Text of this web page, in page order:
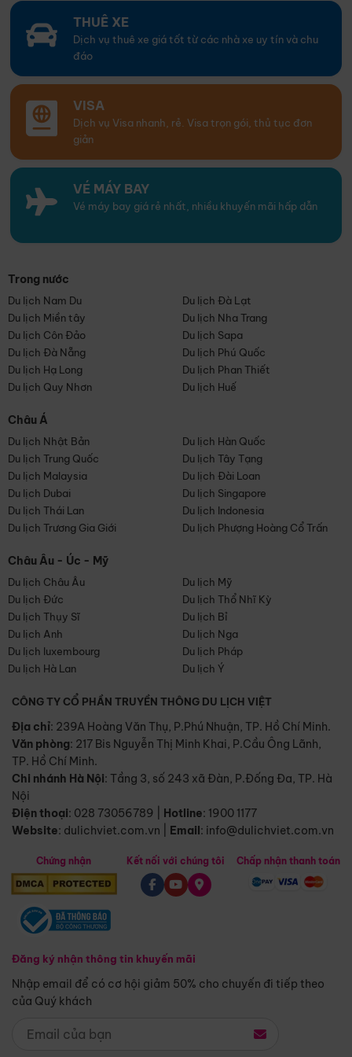
THUÊ XE
Dịch vụ thuê xe giá tốt từ các nhà xe uy tín và chu
đáo
VISA
Dịch vụ Visa nhanh, rẻ. Visa trọn gói, thủ tục đơn
giản
VÉ MÁY BAY
Vé máy bay giá rẻ nhất, nhiều khuyến mãi hấp dẫn
Trong nước
Du lịch Nam Du
Du lịch Đà Lạt
Du lịch Miền tây
Du lịch Nha Trang
Du lịch Côn Đảo
Du lịch Sapa
Du lịch Đà Nẵng
Du lịch Phú Quốc
Du lịch Hạ Long
Du lịch Phan Thiết
Du lịch Quy Nhơn
Du lịch Huế
Châu Á
Du lịch Nhật Bản
Du lịch Hàn Quốc
Du lịch Trung Quốc
Du lịch Tây Tạng
Du lịch Malaysia
Du lịch Đài Loan
Du lịch Dubai
Du lịch Singapore
Du lịch Thái Lan
Du lịch Indonesia
Du lịch Trương Gia Giới
Du lịch Phượng Hoàng Cổ Trấn
Châu Âu - Úc - Mỹ
Du lịch Châu Âu
Du lịch Mỹ
Du lịch Đức
Du lịch Thổ Nhĩ Kỳ
Du lịch Thụy Sĩ
Du lịch Bỉ
Du lịch Anh
Du lịch Nga
Du lịch luxembourg
Du lịch Pháp
Du lịch Hà Lan
Du lịch Ý
CÔNG TY CỔ PHẦN TRUYỀN THÔNG DU LỊCH VIỆT
Địa chỉ: 239A Hoàng Văn Thụ, P.Phú Nhuận, TP. Hồ Chí Minh.
Văn phòng: 217 Bis Nguyễn Thị Minh Khai, P.Cầu Ông Lãnh,
TP. Hồ Chí Minh.
Chi nhánh Hà Nội: Tầng 3, số 243 xã Đàn, P.Đống Đa, TP. Hà
Nội
Điện thoại: 028 73056789 Hotline: 1900 1177
Website: dulichviet.com.vn Email: info@dulichviet.com.vn
Chứng nhận
Đăng ký nhận thông tin khuyến mãi
Nhập email để có cơ hội giảm 50% cho chuyến đi tiếp theo
của Quý khách
Kết nối với chúng tôi Chấp nhận thanh toán